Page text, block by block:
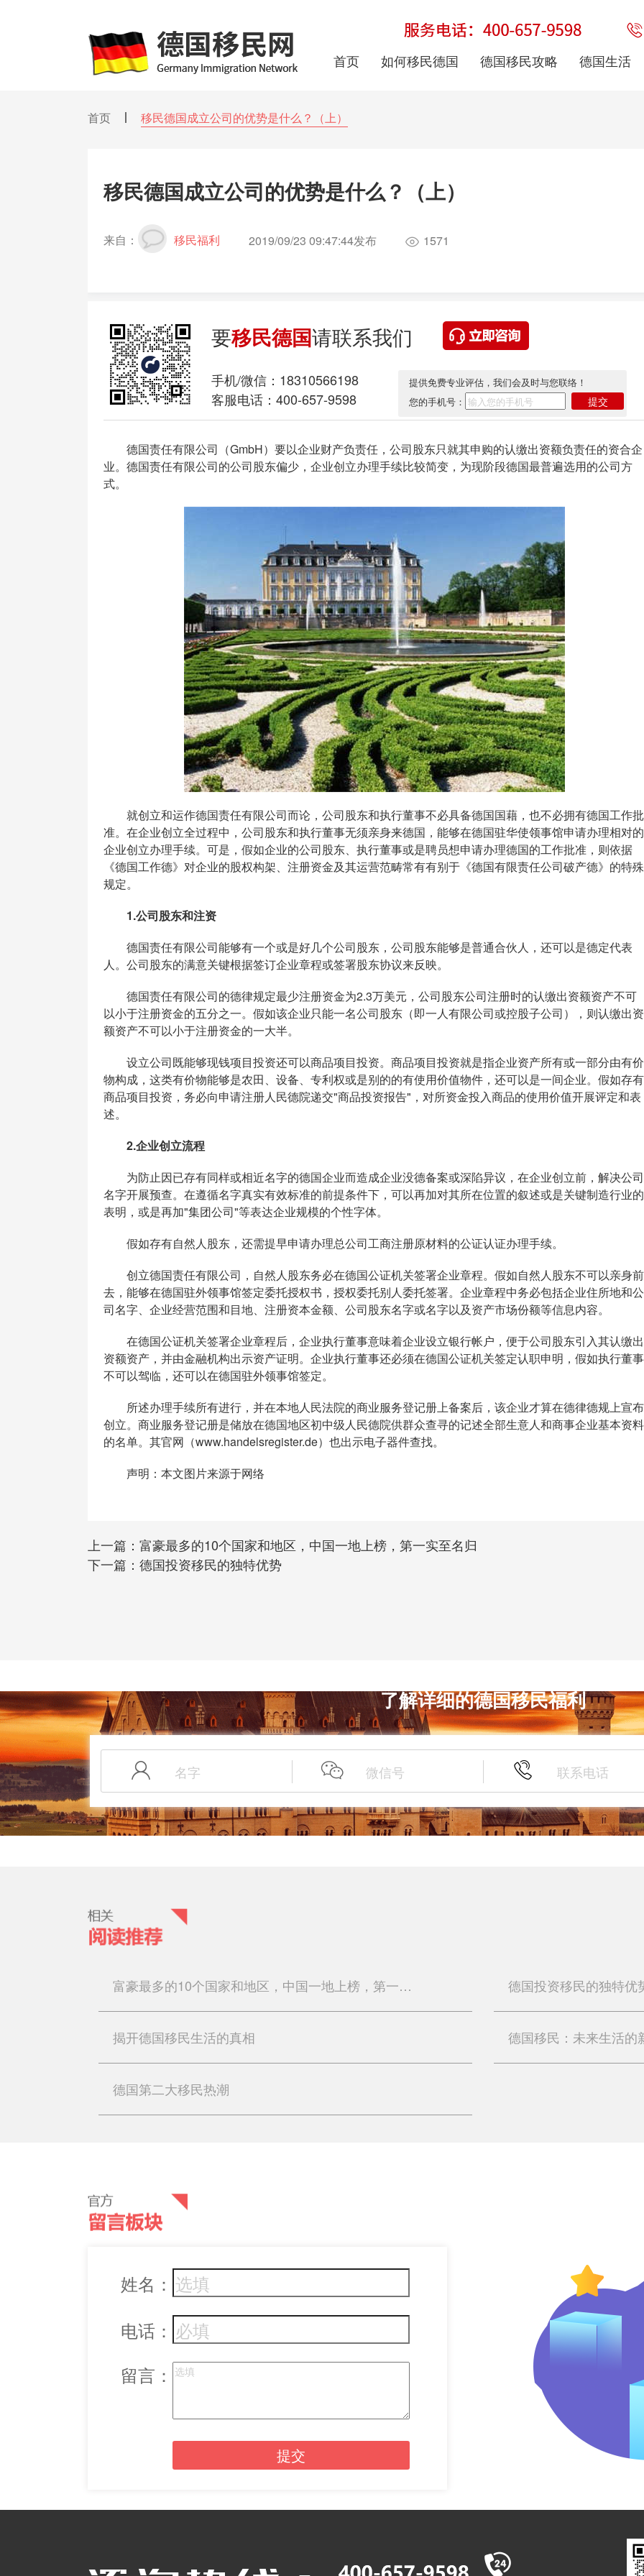
首页 如何移民德国 德国移民攻略 德国生活
首页 移民德国成立公司的优势是什么？（上）
移民德国成立公司的优势是什么？（上）
来自： 移民福利 2019/09/23 09:47:44发布 1571
要移民德国请联系我们
手机/微信： 18310566198
客服电话：400-657-9598
提供免费专业评估，我们会及时与您联络！
您的手机号：
提交
德国责任有限公司（GmbH）要以企业财产负责任，公司股东只就其申购的认缴出资额负责任的资合企
业。德国责任有限公司的公司股东偏少，企业创立办理手续比较简变，为现阶段德国最普遍选用的公司方
式。
就创立和运作德国责任有限公司而论，公司股东和执行董事不必具备德国国藉，也不必拥有德国工作批
准。在企业创立全过程中，公司股东和执行董事无须亲身来德国，能够在德国驻华使领事馆申请办理相对的
企业创立办理手续。可是，假如企业的公司股东、执行董事或是聘员想申请办理德国的工作批准，则依据
《德国工作德》对企业的股权构架、注册资金及其运营范畴常有有别于《德国有限责任公司破产德》的特殊
规定。
1.公司股东和注资
德国责任有限公司能够有一个或是好几个公司股东，公司股东能够是普通合伙人，还可以是德定代表
人。公司股东的满意关键根据签订企业章程或签署股东协议来反映。
德国责任有限公司的德律规定最少注册资金为2.3万美元，公司股东公司注册时的认缴出资额资产不可
以小于注册资金的五分之一。假如该企业只能一名公司股东（即一人有限公司或控股子公司），则认缴出资
额资产不可以小于注册资金的一大半。
设立公司既能够现钱项目投资还可以商品项目投资。商品项目投资就是指企业资产所有或一部分由有价
物构成，这类有价物能够是农田、设备、专利权或是别的的有使用价值物件，还可以是一间企业。假如存有
商品项目投资，务必向申请注册人民德院递交"商品投资报告"，对所资金投入商品的使用价值开展评定和表
述。
2.企业创立流程
为防止因已存有同样或相近名字的德国企业而造成企业没德备案或深陷异议，在企业创立前，解决公司
名字开展预查。在遵循名字真实有效标准的前提条件下，可以再加对其所在位置的叙述或是关键制造行业的
表明，或是再加"集团公司"等表达企业规模的个性字体。
假如存有自然人股东，还需提早申请办理总公司工商注册原材料的公证认证办理手续。
创立德国责任有限公司，自然人股东务必在德国公证机关签署企业章程。假如自然人股东不可以亲身前
去，能够在德国驻外领事馆签定委托授权书，授权委托别人委托签署。企业章程中务必包括企业住所地和公
司名字、企业经营范围和目地、注册资本金额、公司股东名字或名字以及资产市场份额等信息内容。
在德国公证机关签署企业章程后，企业执行董事意味着企业设立银行帐户，便于公司股东引入其认缴出
资额资产，并由金融机构出示资产证明。企业执行董事还必须在德国公证机关签定认职申明，假如执行董事
不可以驾临，还可以在德国驻外领事馆签定。
所述办理手续所有进行，并在本地人民法院的商业服务登记册上备案后，该企业才算在德律德规上宣布
创立。商业服务登记册是储放在德国地区初中级人民德院供群众查寻的记述全部生意人和商事企业基本资料
的名单。其官网（www.handelsregister.de）也出示电子器件查找。
声明：本文图片来源于网络
上一篇： 富豪最多的10个国家和地区，中国一地上榜，第一实至名归
下一篇： 德国投资移民的独特优势
了解详细的德国移民福利
富豪最多的10个国家和地区，中国一地上榜，第一实至名归 德国投资移民的独特优
揭开德国移民生活的真相 德国移民：未来生活的
德国第二大移民热潮
姓名：
电话：
留言：
提交